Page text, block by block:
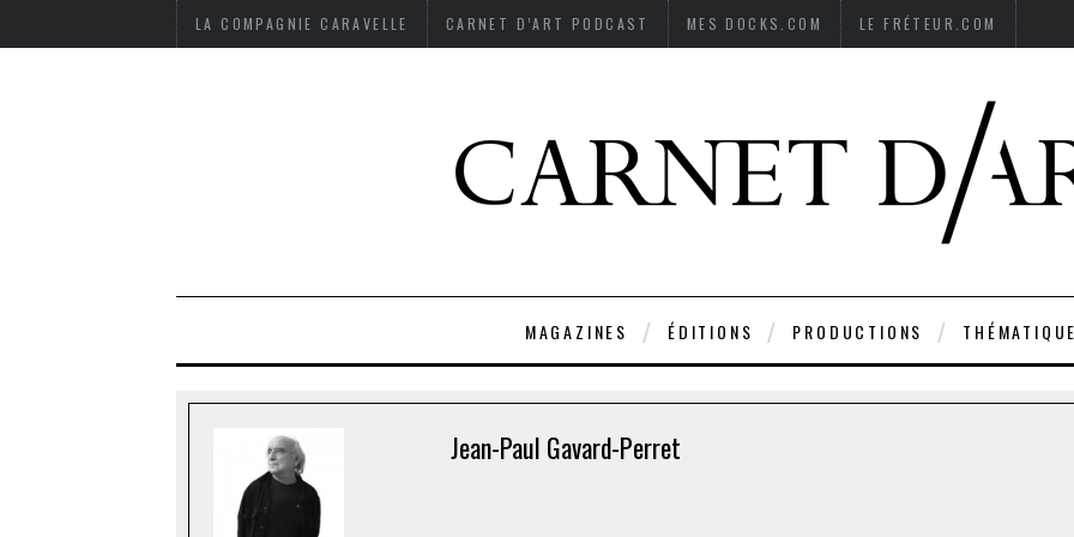
LA COMPAGNIE CARAVELLE CARNET D’ART PODCAST MES DOCKS.COM LE FRÉTEUR.COM
MAGAZINES ÉDITIONS PRODUCTIONS
Jean-Paul Gavard-Perret